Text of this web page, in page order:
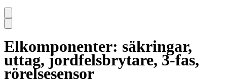
Elkomponenter: säkringar,
uttag, jordfelsbrytare, 3-fas,
rörelsesensor